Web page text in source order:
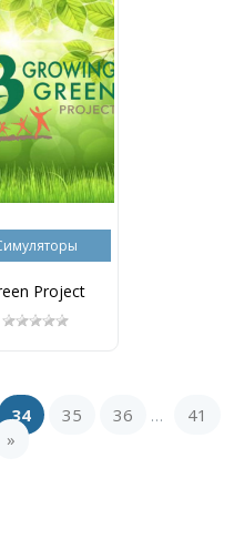
Project
34 35 36 ...
41
»